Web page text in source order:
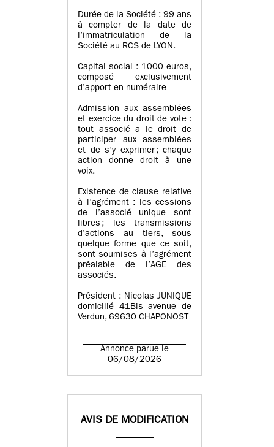
Durée de la Société : 99 ans
à compter de la date de
l’immatriculation de la
Société au RCS de LYON.
Capital social : 1000 euros,
composé exclusivement
d’apport en numéraire
Admission aux assemblées
et exercice du droit de vote :
tout associé a le droit de
participer aux assemblées
et de s’y exprimer ; chaque
action donne droit à une
voix.
Existence de clause relative
à l’agrément : les cessions
de l’associé unique sont
libres ; les transmissions
d’actions au tiers, sous
quelque forme que ce soit,
sont soumises à l’agrément
préalable de l’AGE des
associés.
Président : Nicolas JUNIQUE
domicilié 41Bis avenue de
Verdun, 69630 CHAPONOST
Annonce parue le
06/08/2026
AVIS DE MODIFICATION